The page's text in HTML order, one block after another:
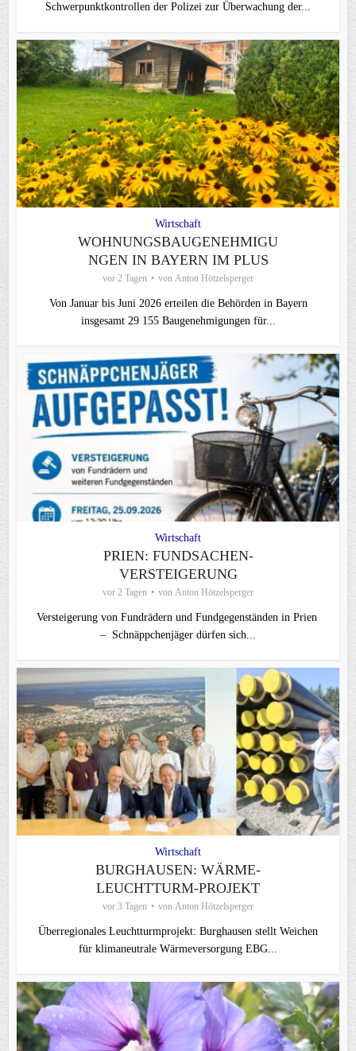
Schwerpunktkontrollen der Polizei zur Überwachung der...
Wirtschaft
WOHNUNGSBAUGENEHMIGU
NGEN IN BAYERN IM PLUS
vor 2 Tagen von Anton Hötzelsperger
Von Januar bis Juni 2026 erteilen die Behörden in Bayern
insgesamt 29 155 Baugenehmigungen für...
Wirtschaft
PRIEN: FUNDSACHEN-
VERSTEIGERUNG
vor 2 Tagen von Anton Hötzelsperger
Versteigerung von Fundrädern und Fundgegenständen in Prien
– Schnäppchenjäger dürfen sich...
Wirtschaft
BURGHAUSEN: WÄRME-
LEUCHTTURM-PROJEKT
vor 3 Tagen von Anton Hötzelsperger
Überregionales Leuchtturmprojekt: Burghausen stellt Weichen
für klimaneutrale Wärmeversorgung EBG...